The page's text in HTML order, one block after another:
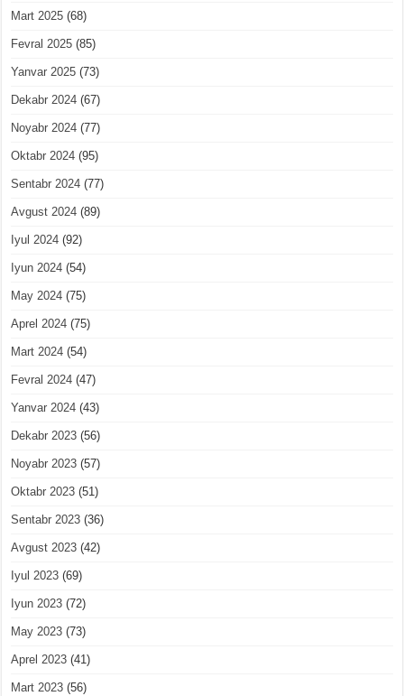
Mart 2025 (68)
Fevral 2025 (85)
Yanvar 2025 (73)
Dekabr 2024 (67)
Noyabr 2024 (77)
Oktabr 2024 (95)
Sentabr 2024 (77)
Avgust 2024 (89)
Iyul 2024 (92)
Iyun 2024 (54)
May 2024 (75)
Aprel 2024 (75)
Mart 2024 (54)
Fevral 2024 (47)
Yanvar 2024 (43)
Dekabr 2023 (56)
Noyabr 2023 (57)
Oktabr 2023 (51)
Sentabr 2023 (36)
Avgust 2023 (42)
Iyul 2023 (69)
Iyun 2023 (72)
May 2023 (73)
Aprel 2023 (41)
Mart 2023 (56)